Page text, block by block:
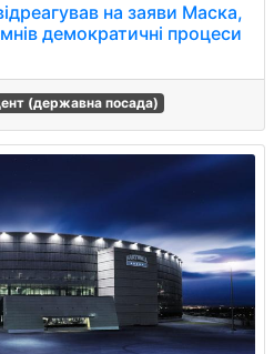
на заяви Маска,
демократичні процеси
(державна посада)